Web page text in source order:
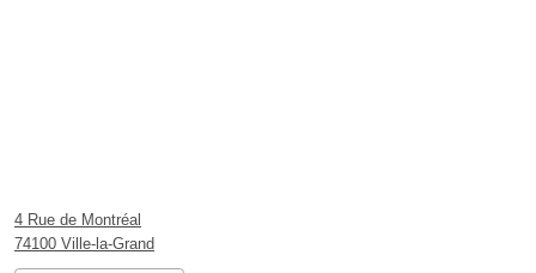
4 Rue de Montréal
74100 Ville-la-Grand